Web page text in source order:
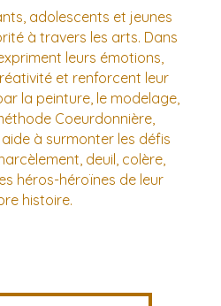
adolescents et jeunes
à travers les arts. Dans
leurs émotions,
et renforcent leur
la peinture, le modelage,
Coeurdonnière,
à surmonter les défis
deuil, colère,
héros-héroïnes de leur
histoire.